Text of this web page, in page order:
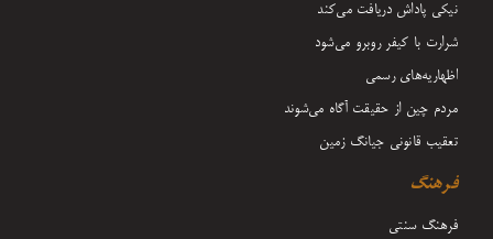
نیکی پاداش دریافت می‌کند
شرارت با کیفر روبرو می‌شود
اظهاریه‌های رسمی
مردم چین از حقیقت آگاه می‌شوند
تعقیب قانونی جیانگ زمین
فرهنگ
فرهنگ سنتی